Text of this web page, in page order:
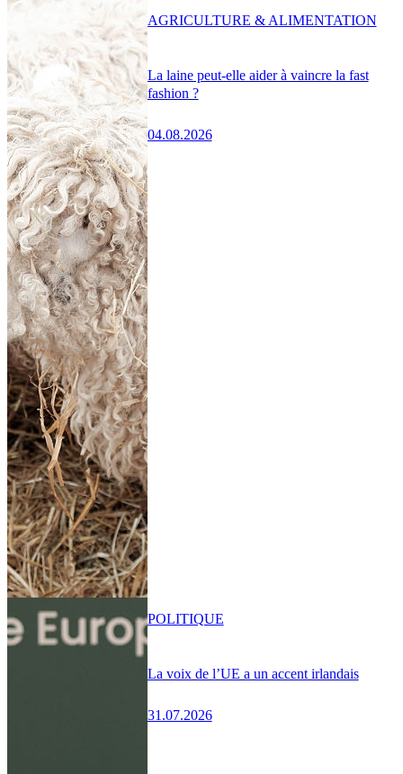
La laine peut-elle aider à vaincre la fast
fashion ?
04.08.2026
AGRICULTURE & ALIMENTATION
La voix de l’UE a un accent irlandais
31.07.2026
POLITIQUE